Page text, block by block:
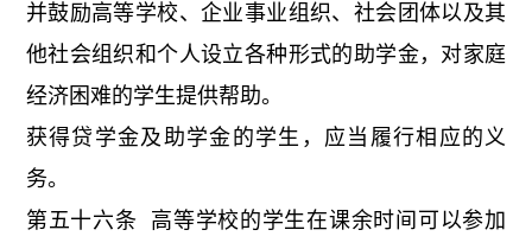
并鼓励高等学校、企业事业组织、社会团体以及其
他社会组织和个人设立各种形式的助学金，对家庭
经济困难的学生提供帮助。
获得贷学金及助学金的学生，应当履行相应的义
务。
第五十六条 高等学校的学生在课余时间可以参加